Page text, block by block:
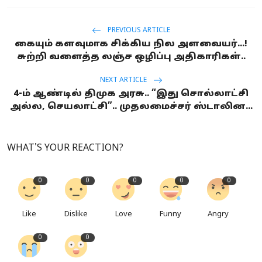
PREVIOUS ARTICLE
கையும் களவுமாக சிக்கிய நில அளவையர்...!
சுற்றி வளைத்த லஞ்ச ஒழிப்பு அதிகாரிகள்..
NEXT ARTICLE
4-ம் ஆண்டில் திமுக அரசு.. “இது சொல்லாட்சி
அல்ல, செயலாட்சி”.. முதலமைச்சர் ஸ்டாலின...
WHAT'S YOUR REACTION?
0
Like
0
Dislike
0
Love
0
Funny
0
Angry
0 0